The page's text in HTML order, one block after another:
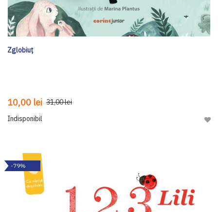
Zglobiuț
10,00 lei 31,00 lei
Indisponibil
-79%